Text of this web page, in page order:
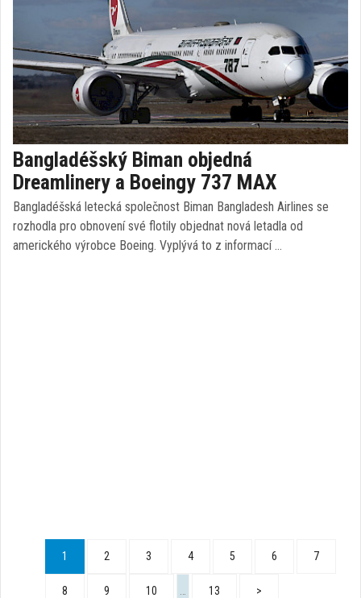
Bangladéšský Biman objedná
Dreamlinery a Boeingy 737 MAX
Bangladéšská letecká společnost Biman Bangladesh Airlines se
rozhodla pro obnovení své flotily objednat nová letadla od
amerického výrobce Boeing. Vyplývá to z informací …
1 2 3 4 5 6 7
8 9 10 13 >